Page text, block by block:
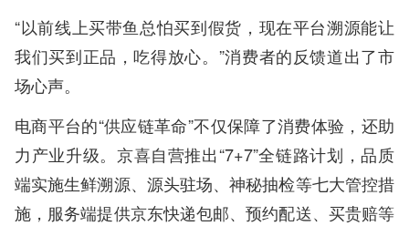
“以前线上买带鱼总怕买到假货，现在平台溯源能让
我们买到正品，吃得放心。”消费者的反馈道出了市
场心声。
电商平台的“供应链革命”不仅保障了消费体验，还助
力产业升级。京喜自营推出“7+7”全链路计划，品质
端实施生鲜溯源、源头驻场、神秘抽检等七大管控措
施，服务端提供京东快递包邮、预约配送、买贵赔等